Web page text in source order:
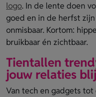
logo. In de lente doen
goed en in de herfst zijn
onmisbaar. Kortom:
bruikbaar én zichtbaar.
Tientallen
jouw relaties
Van tech en gadgets tot